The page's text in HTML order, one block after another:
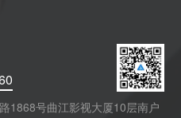
1868号曲江影视大厦10层南户